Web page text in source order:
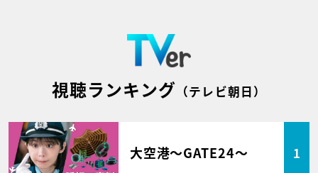
視聴ランキング （テレビ朝日）
大空港～GATE24～ 1